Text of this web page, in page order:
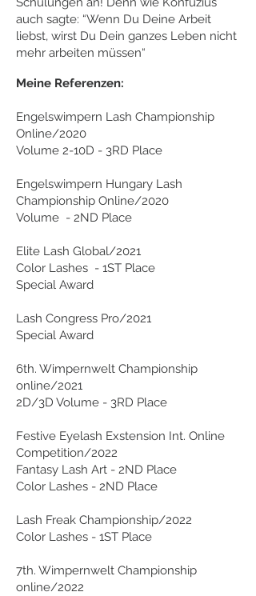
auch sagte: “Wenn Du Deine Arbeit
liebst, wirst Du Dein ganzes Leben nicht
mehr arbeiten müssen“
Meine Referenzen:
Engelswimpern Lash Championship
Online/2020
Volume 2-10D - 3RD Place
Engelswimpern Hungary Lash
Championship Online/2020
Volume - 2ND Place
Elite Lash Global/2021
Color Lashes - 1ST Place
Special Award
Lash Congress Pro/2021
Special Award
6th. Wimpernwelt Championship
online/2021
2D/3D Volume - 3RD Place
Festive Eyelash Exstension Int. Online
Competition/2022
Fantasy Lash Art - 2ND Place
Color Lashes - 2ND Place
Lash Freak Championship/2022
Color Lashes - 1ST Place
7th. Wimpernwelt Championship
online/2022